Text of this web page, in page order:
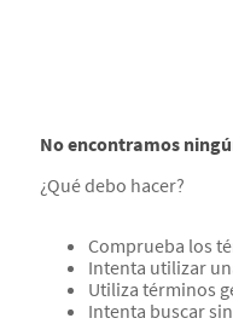
No encontramos
¿Qué debo hacer?
Comprueba los
Intenta utilizar
Utiliza términos
Intenta buscar